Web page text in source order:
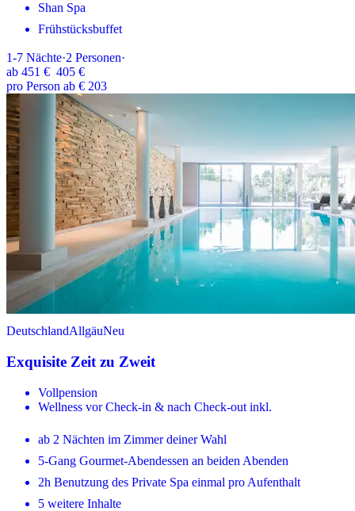
Shan Spa
Frühstücksbuffet
1-7 Nächte·2 Personen·
ab 451 € 405 €
pro Person ab € 203
DeutschlandAllgäuNeu
Exquisite Zeit zu Zweit
Vollpension
Wellness vor Check-in & nach Check-out inkl.
ab 2 Nächten im Zimmer deiner Wahl
5-Gang Gourmet-Abendessen an beiden Abenden
2h Benutzung des Private Spa einmal pro Aufenthalt
5 weitere Inhalte